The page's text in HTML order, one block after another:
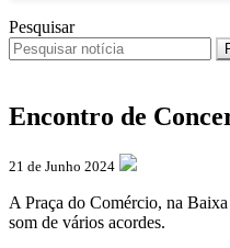
Pesquisar
Encontro de
21 de Junho 2024
A Praça do Comércio, na
som de vários acordes.